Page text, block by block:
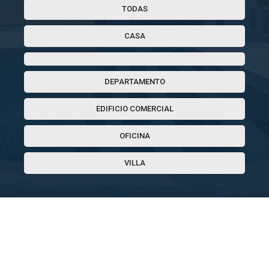
TODAS
CASA
DEPARTAMENTO
EDIFICIO COMERCIAL
OFICINA
VILLA